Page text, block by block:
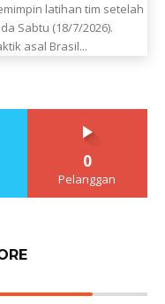
latihan tim setelah
Sabtu (18/7/2026).
asal Brasil...
0
Pelanggan